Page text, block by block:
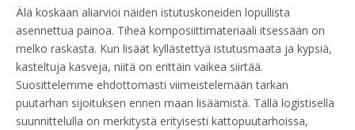
Älä koskaan aliarvioi näiden istutuskoneiden lopullista
asennettua painoa. Tiheä komposiittimateriaali itsessään on
melko raskasta. Kun lisäät kyllästettyä istutusmaata ja kypsiä,
kasteltuja kasveja, niitä on erittäin vaikea siirtää.
Suosittelemme ehdottomasti viimeistelemään tarkan
puutarhan sijoituksen ennen maan lisäämistä. Tällä logistisella
suunnittelulla on merkitystä erityisesti kattopuutarhoissa,